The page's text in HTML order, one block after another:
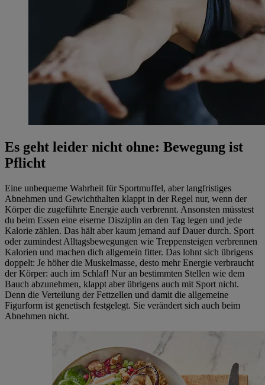
Es geht leider nicht ohne: Bewegung ist
Pflicht
Eine unbequeme Wahrheit für Sportmuffel, aber langfristiges
Abnehmen und Gewichthalten klappt in der Regel nur, wenn der
Körper die zugeführte Energie auch verbrennt. Ansonsten müsstest
du beim Essen eine eiserne Disziplin an den Tag legen und jede
Kalorie zählen. Das hält aber kaum jemand auf Dauer durch. Sport
oder zumindest Alltagsbewegungen wie Treppensteigen verbrennen
Kalorien und machen dich allgemein fitter. Das lohnt sich übrigens
doppelt: Je höher die Muskelmasse, desto mehr Energie verbraucht
der Körper: auch im Schlaf! Nur an bestimmten Stellen wie dem
Bauch abzunehmen, klappt aber übrigens auch mit Sport nicht.
Denn die Verteilung der Fettzellen und damit die allgemeine
Figurform ist genetisch festgelegt. Sie verändert sich auch beim
Abnehmen nicht.